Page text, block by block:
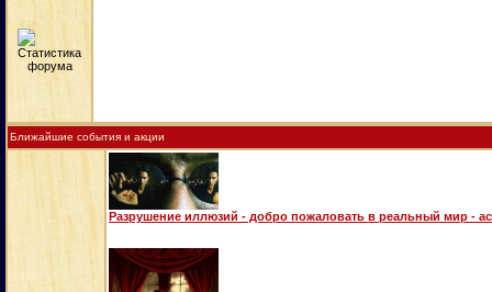
Ближайшие события и акции
Разрушение иллюзий - добро пожаловать в реальный мир -